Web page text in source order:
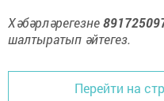
Хәбәрләрегезне
шалтыратып әйтегез.
Перейти на